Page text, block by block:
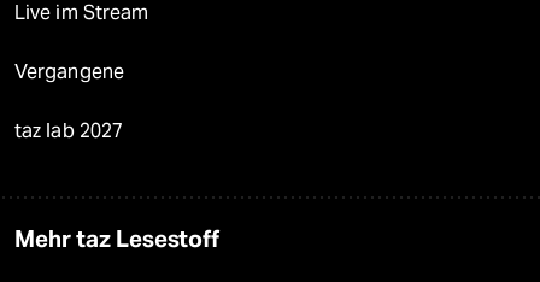
Live im Stream
Vergangene
taz lab 2027
Mehr taz Lesestoff